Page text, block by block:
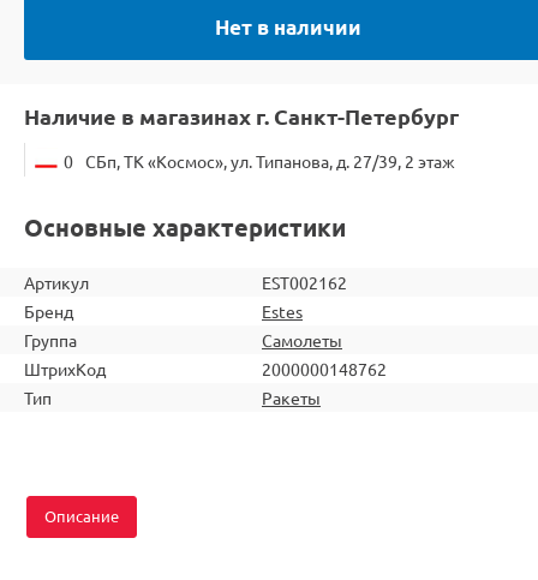
Нет в наличии
Наличие в магазинах г. Санкт-Петербург
0 СБп, ТК «Космос», ул. Типанова, д. 27/39, 2 этаж
Основные характеристики
Артикул
EST002162
Бренд
Estes
Группа
Самолеты
ШтрихКод
2000000148762
Тип
Ракеты
Описание